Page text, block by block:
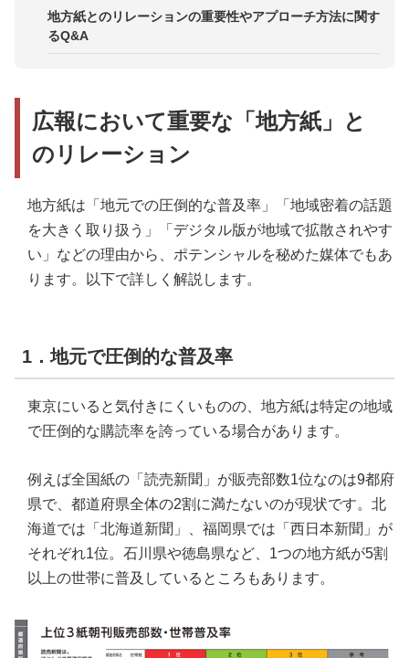
4．記者会見やメディア内覧会を地方で実施する
3．地域初の取り組み
6．地元の教育機関や学生と関連した取り組み
地方紙とのリレーションの重要性やアプローチ方法に関す
るQ&A
広報において重要な「地方紙」と
のリレーション
地方紙は「地元での圧倒的な普及率」「地域密着の話題
を大きく取り扱う」「デジタル版が地域で拡散されやす
い」などの理由から、ポテンシャルを秘めた媒体でもあ
ります。以下で詳しく解説します。
1．地元で圧倒的な普及率
東京にいると気付きにくいものの、地方紙は特定の地域
で圧倒的な購読率を誇っている場合があります。
例えば全国紙の「読売新聞」が販売部数1位なのは9都府
県で、都道府県全体の2割に満たないのが現状です。北
海道では「北海道新聞」、福岡県では「西日本新聞」が
それぞれ1位。石川県や徳島県など、1つの地方紙が5割
以上の世帯に普及しているところもあります。